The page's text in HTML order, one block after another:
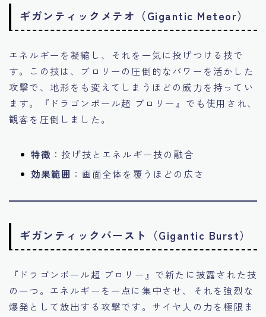
ギガンティックメテオ（Gigantic Meteor）
エネルギーを凝縮し、それを一気に投げつける技で
す。この技は、ブロリーの圧倒的なパワーを活かした
攻撃で、地形をも変えてしまうほどの威力を持ってい
ます。『ドラゴンボール超 ブロリー』でも使用され、
観客を圧倒しました。
特徴 ：投げ技とエネルギー技の融合
効果範囲 ：画面全体を覆うほどの広さ
ギガンティックバースト（Gigantic Burst）
『ドラゴンボール超 ブロリー』で新たに披露された技
の一つ。エネルギーを一点に集中させ、それを強烈な
爆発として放出する攻撃です。サイヤ人の力を極限ま